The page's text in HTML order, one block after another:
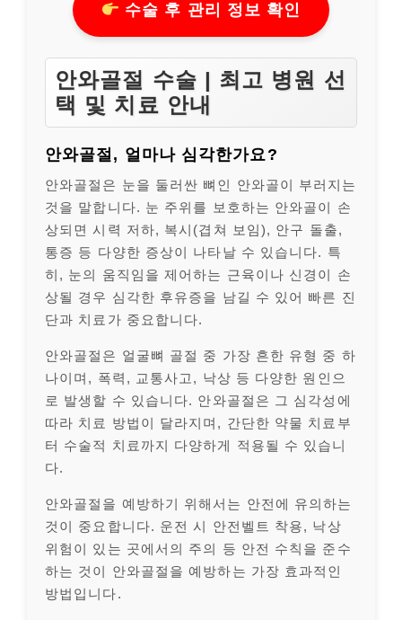
수술 후 관리 정보 확인
안와골절 수술 | 최고 병원 선
택 및 치료 안내
안와골절, 얼마나 심각한가요?
안와골절은 눈을 둘러싼 뼈인 안와골이 부러지는
것을 말합니다. 눈 주위를 보호하는 안와골이 손
상되면 시력 저하, 복시(겹쳐 보임), 안구 돌출,
통증 등 다양한 증상이 나타날 수 있습니다. 특
히, 눈의 움직임을 제어하는 근육이나 신경이 손
상될 경우 심각한 후유증을 남길 수 있어 빠른 진
단과 치료가 중요합니다.
안와골절은 얼굴뼈 골절 중 가장 흔한 유형 중 하
나이며, 폭력, 교통사고, 낙상 등 다양한 원인으
로 발생할 수 있습니다. 안와골절은 그 심각성에
따라 치료 방법이 달라지며, 간단한 약물 치료부
터 수술적 치료까지 다양하게 적용될 수 있습니
다.
안와골절을 예방하기 위해서는 안전에 유의하는
것이 중요합니다. 운전 시 안전벨트 착용, 낙상
위험이 있는 곳에서의 주의 등 안전 수칙을 준수
하는 것이 안와골절을 예방하는 가장 효과적인
방법입니다.